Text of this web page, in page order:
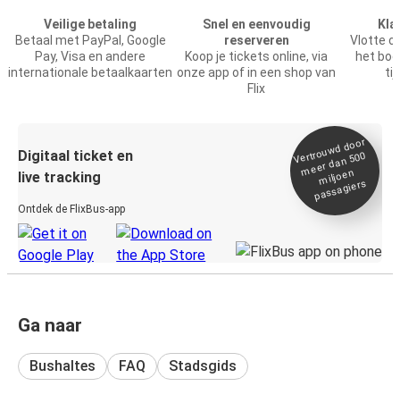
Veilige betaling
Betaal met PayPal, Google
Pay, Visa en andere
internationale betaalkaarten
Snel en eenvoudig
reserveren
Koop je tickets online, via
onze app of in een shop van
Flix
Vlotte
het
Digitaal ticket en
live tracking
Ontdek de FlixBus-app
Vertrou
wd door
meer dan 500
miljoen
passagiers
Ga naar
Bushaltes FAQ Stadsgids